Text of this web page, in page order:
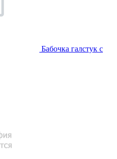
Бабочка галстук с